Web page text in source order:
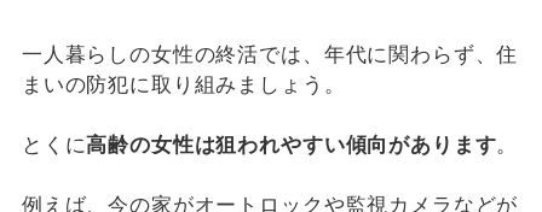
一人暮らしの女性の終活では、年代に関わらず、住
まいの防犯に取り組みましょう。
とくに高齢の女性は狙われやすい傾向があります。
例えば、今の家がオートロックや監視カメラなどが